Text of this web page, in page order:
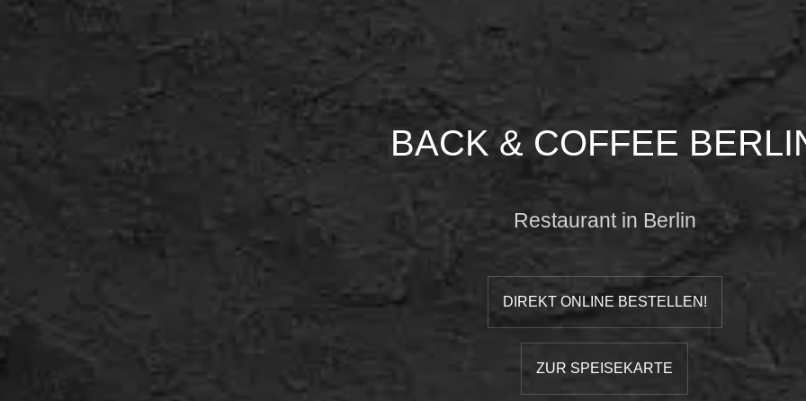
BACK & COFFEE
Restaurant in Berlin
DIREKT ONLINE BESTELLEN!
ZUR SPEISEKARTE